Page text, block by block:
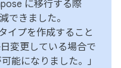
に移行する際
できました。
イプを作成すること
変更している場合で
能になりました。」